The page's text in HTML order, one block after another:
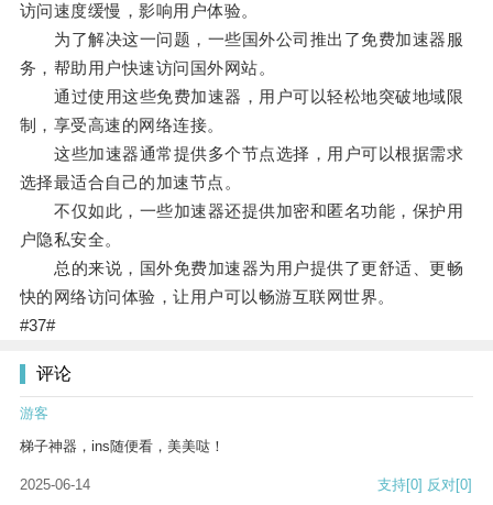
访问速度缓慢，影响用户体验。
为了解决这一问题，一些国外公司推出了免费加速器服
务，帮助用户快速访问国外网站。
通过使用这些免费加速器，用户可以轻松地突破地域限
制，享受高速的网络连接。
这些加速器通常提供多个节点选择，用户可以根据需求
选择最适合自己的加速节点。
不仅如此，一些加速器还提供加密和匿名功能，保护用
户隐私安全。
总的来说，国外免费加速器为用户提供了更舒适、更畅
快的网络访问体验，让用户可以畅游互联网世界。
#37#
评论
游客
梯子神器，ins随便看，美美哒！
2025-06-14 支持[0] 反对[0]